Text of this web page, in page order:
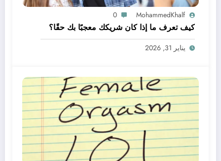
MohammedKhalf
0
كيف تعرف ما إذا كان شريكك معجبًا بك حقًا؟
يناير 31, 2026